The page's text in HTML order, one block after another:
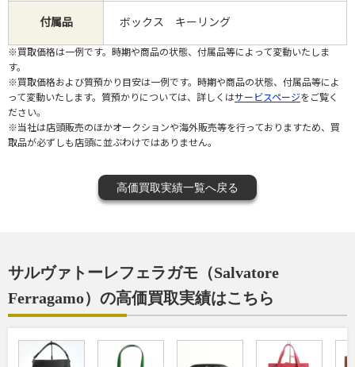
付属品 ボックス キーリング
※買取価格は一例です。時期や商品の状態、付属品等によって変動いたしま
す。
※買取価格および質預かり目安は一例です。時期や商品の状態、付属品等によ
って変動いたします。質預かりについては、詳しくはサービスページをご覧く
ださい。
※当社は店頭販売のほかオークションや海外販売等を行っておりますため、買
取品が必ずしも店頭に並ぶわけではありません。
高価買取実績一覧へ戻る
サルヴァトーレフェラガモ（Salvatore
Ferragamo）の高価買取実績はこちら